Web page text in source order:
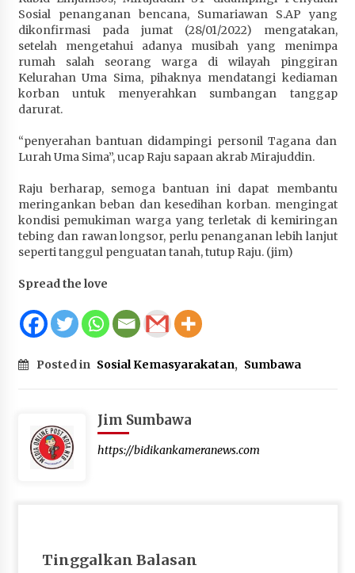
Wabup Ansori Apresiasi Rekomendasi dan
Pandangan Fraksi – Fraksi DPRD Sumbawa
4 minggu ago
Bupati Sumbawa Lepas 487 Atlet dari Berbagai
Cabor yang Akan Berjuang pada PORPROV XII
4 minggu ago
BAZNAS Kabupaten Sumbawa Salurkan Bantuan
Program 100 Mustahik Per Desa di Desa Teluk
Santong
4 minggu ago
Pelatihan PDPP 2026 Bali
Terapkan “Polantas Menyapa”, Satlantas Polres
Kepolisian yang Profesional
Capaian Program Pemerintah Kabupaten
Sumbawa Terus Dirasakan Masyarakat
4 minggu ago
Sosial penanganan bencana, Sumariawan S.AP yang
dikonfirmasi pada jumat (28/01/2022) mengatakan,
setelah mengetahui adanya musibah yang menimpa
rumah salah seorang warga di wilayah pinggiran
Kelurahan Uma Sima, pihaknya mendatangi kediaman
korban untuk menyerahkan sumbangan tanggap
darurat.
“penyerahan bantuan didampingi personil Tagana dan
Lurah Uma Sima”, ucap Raju sapaan akrab Mirajuddin.
Raju berharap, semoga bantuan ini dapat membantu
meringankan beban dan kesedihan korban. mengingat
kondisi pemukiman warga yang terletak di kemiringan
tebing dan rawan longsor, perlu penanganan lebih lanjut
seperti tanggul penguatan tanah, tutup Raju. (jim)
Spread the love
Posted in Sosial Kemasyarakatan, Sumbawa
Jim Sumbawa
https://bidikankameranews.com
Tinggalkan Balasan